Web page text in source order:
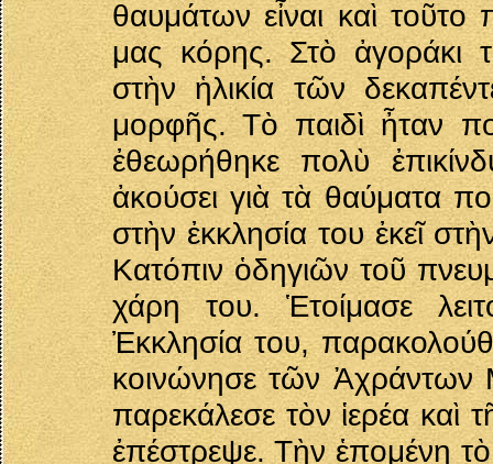
θαυμάτων εἶναι καὶ τοῦτο
μας κόρης. Στὸ ἀγοράκι
στὴν ἡλικία τῶν
μορφῆς. Τὸ παιδὶ ἦταν
ἐθεωρήθηκε πολὺ
ἀκούσει γιὰ τὰ θαύματα
στὴν ἐκκλησία του ἐκεῖ
Κατόπιν ὁδηγιῶν τοῦ
χάρη του. Ἑτοίμασε
Ἐκκλησία του,
κοινώνησε τῶν Ἀχράντων
παρεκάλεσε τὸν ἱερέα καὶ
ἐπέστρεψε. Τὴν ἑπομένη